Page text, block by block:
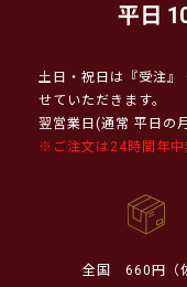
平日
土日・祝日は『受注』
せていただきます。
翌営業日(通常 平日の
※ご注文は24時間年中
全国
660円（